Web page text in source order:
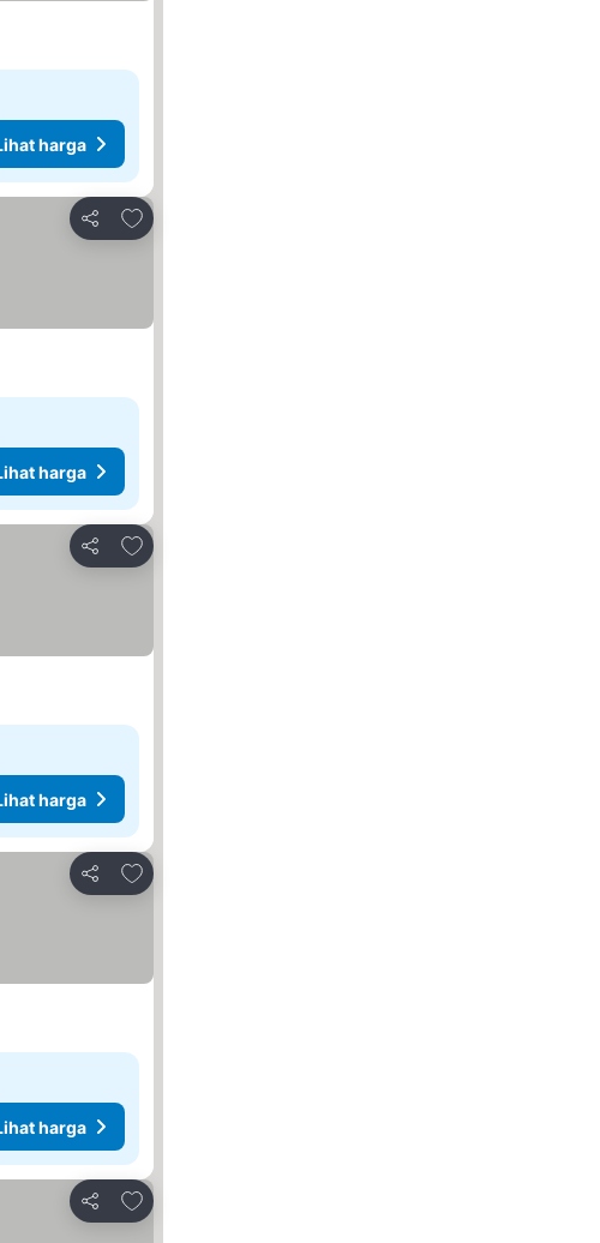
harga
Kongsi
Tambah ke favorit
harga
Kongsi
Tambah ke favorit
harga
Kongsi
Tambah ke favorit
harga
Kongsi
Tambah ke favorit